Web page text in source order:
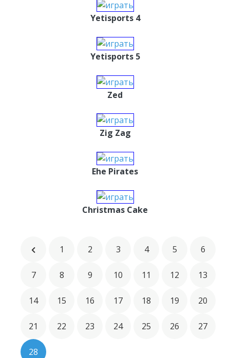
Yetisports 4
Yetisports 5
Zed
Zig Zag
Еhe Pirates
Сhristmas Сake
1 2 3 4 5 6
7 8 9 10 11 12 13
14 15 16 17 18 19 20
21 22 23 24 25 26 27
28